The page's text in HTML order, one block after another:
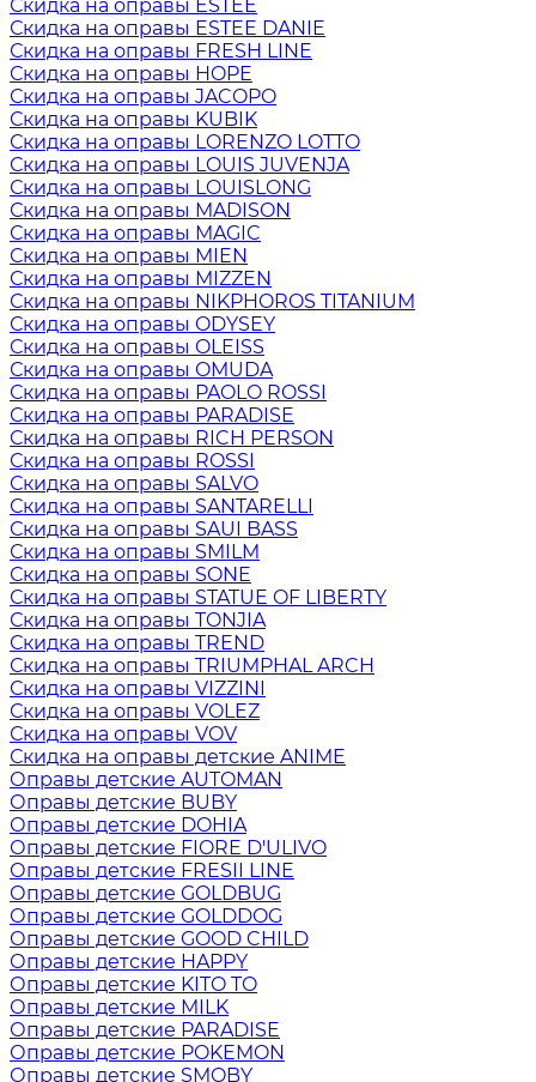
Скидка на оправы ESTEE
Скидка на оправы ESTEE DANIE
Скидка на оправы FRESH LINE
Скидка на оправы HOPE
Скидка на оправы JACOPO
Скидка на оправы KUBIK
Скидка на оправы LORENZO LOTTO
Скидка на оправы LOUIS JUVENJA
Скидка на оправы LOUISLONG
Скидка на оправы MADISON
Скидка на оправы MAGIC
Скидка на оправы MIEN
Скидка на оправы MIZZEN
Скидка на оправы NIKPHOROS TITANIUM
Скидка на оправы ODYSEY
Скидка на оправы OLEISS
Скидка на оправы OMUDA
Скидка на оправы PAOLO ROSSI
Скидка на оправы PARADISE
Скидка на оправы RICH PERSON
Скидка на оправы ROSSI
Скидка на оправы SALVO
Скидка на оправы SANTARELLI
Скидка на оправы SAUI BASS
Скидка на оправы SMILM
Скидка на оправы SONE
Скидка на оправы STATUE OF LIBERTY
Скидка на оправы TONJIA
Скидка на оправы TREND
Скидка на оправы TRIUMPHAL ARCH
Скидка на оправы VIZZINI
Скидка на оправы VOLEZ
Скидка на оправы VOV
Скидка на оправы детские ANIME
Оправы детские AUTOMAN
Оправы детские BUBY
Оправы детские DOHIA
Оправы детские FIORE D'ULIVO
Оправы детские FRESII LINE
Оправы детские GOLDBUG
Оправы детские GOLDDOG
Оправы детские GOOD CHILD
Оправы детские HAPPY
Оправы детские KITO TO
Оправы детские MILK
Оправы детские PARADISE
Оправы детские POKEMON
Оправы детские SMOBY